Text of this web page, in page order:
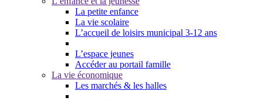
La petite enfance
La vie scolaire
L’accueil de loisirs municipal 3-12 ans
L’espace jeunes
Accéder au portail famille
La vie économique
Les marchés & les halles